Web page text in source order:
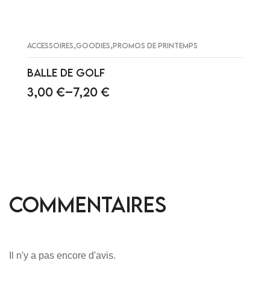
ACCESSOIRES,GOODIES,PROMOS DE PRINTEMPS
BALLE DE GOLF
3,00 €–7,20 €
Commentaires
Il n'y a pas encore d'avis.